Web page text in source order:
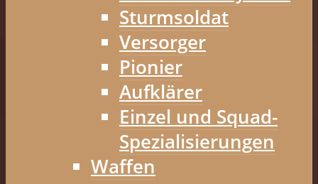
Sturmsoldat
Versorger
Pionier
Aufklärer
Einzel und Squad-
Spezialisierungen
Waffen